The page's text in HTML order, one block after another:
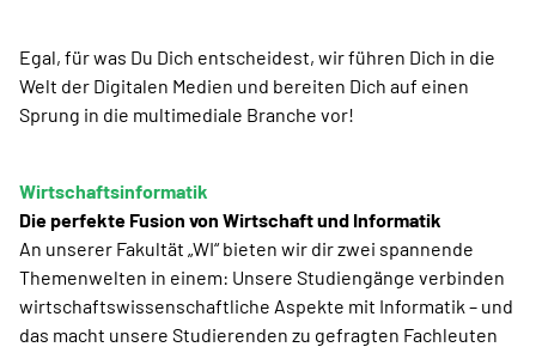
Egal, für was Du Dich entscheidest, wir führen Dich in die
Welt der Digitalen Medien und bereiten Dich auf einen
Sprung in die multimediale Branche vor!
Wirtschaftsinformatik
Die perfekte Fusion von Wirtschaft und Informatik
An unserer Fakultät „WI“ bieten wir dir zwei spannende
Themenwelten in einem: Unsere Studiengänge verbinden
wirtschaftswissenschaftliche Aspekte mit Informatik – und
das macht unsere Studierenden zu gefragten Fachleuten